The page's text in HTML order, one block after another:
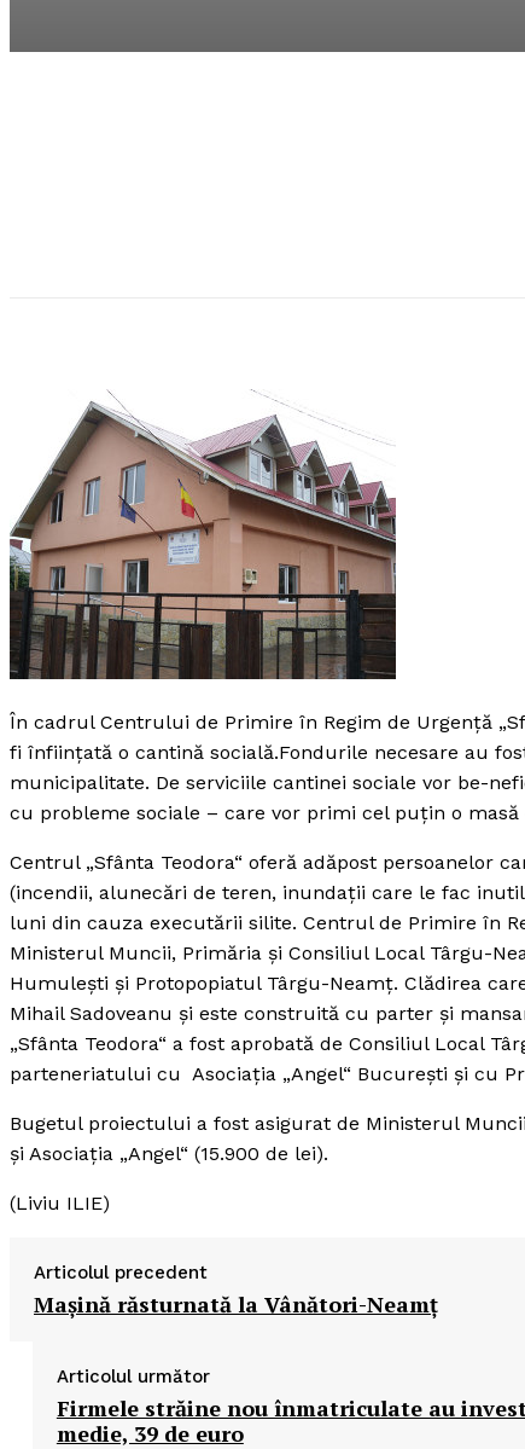
În cadrul Centrului de Primire în Regim de Urgenţă
fi înfiinţată o cantină socială.Fondurile necesare au
municipalitate. De serviciile cantinei sociale vor be-
cu probleme sociale – care vor primi cel puţin o masă
Centrul „Sfânta Teodora“ oferă adăpost
(incendii, alunecări de teren, inundaţii care le fac
luni din cauza executării silite. Centrul de Primire în
Ministerul Muncii, Primăria şi Consiliul Local Târgu-
Humuleşti şi Protopopiatul Târgu-Neamţ. Clădirea
Mihail Sadoveanu şi este construită cu parter şi
„Sfânta Teodora“ a fost aprobată de Consiliul Local
parteneriatului cu Asociaţia „Angel“ Bucureşti şi cu
Bugetul proiectului a fost asigurat de Ministerul
şi Asociaţia „Angel“ (15.900 de lei).
(Liviu ILIE)
Articolul precedent
Maşină răsturnată la Vânători-Neamţ
Articolul următor
Firmele străine nou înmatriculate au
medie, 39 de euro